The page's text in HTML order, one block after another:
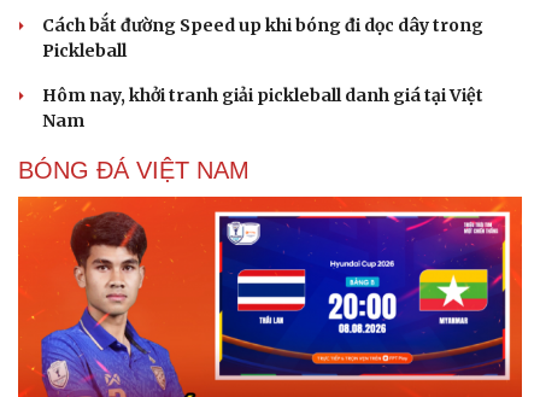
Tư vấn
Săn Tour
Câu chuyện thời sự
Kể chuyện cho bé
Cách bắt đường Speed up khi bóng đi dọc dây trong
Pickleball
Hôm nay, khởi tranh giải pickleball danh giá tại Việt
Nam
BÓNG ĐÁ VIỆT NAM